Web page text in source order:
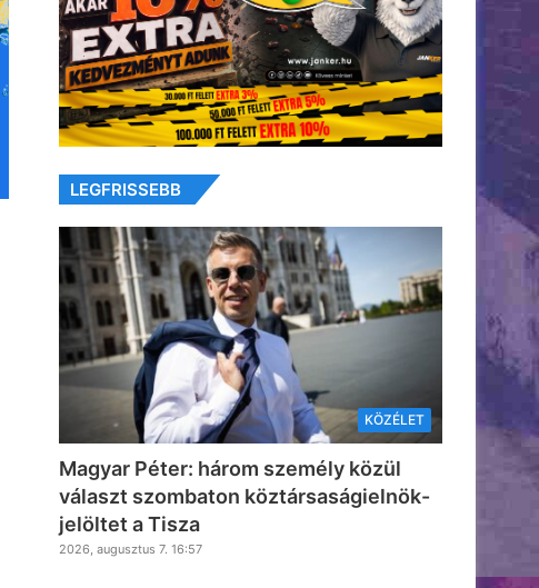
LEGFRISSEBB
KÖZÉLET
Magyar Péter: három személy közül
választ szombaton köztársaságielnök-
jelöltet a Tisza
2026, augusztus 7. 16:57